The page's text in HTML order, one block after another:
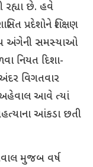
રહ્યા છે. હવે
પ્રદેશોને શિક્ષણ
અંગેની સમસ્યાઓ
નિયત દિશા-
વિગતવાર
આવે ત્યાં
આંકડા છતી
મુજબ વર્ષ